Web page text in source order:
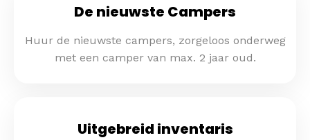
De nieuwste Campers
Huur de nieuwste campers, zorgeloos onderweg
met een camper van max. 2 jaar oud.
Uitgebreid inventaris